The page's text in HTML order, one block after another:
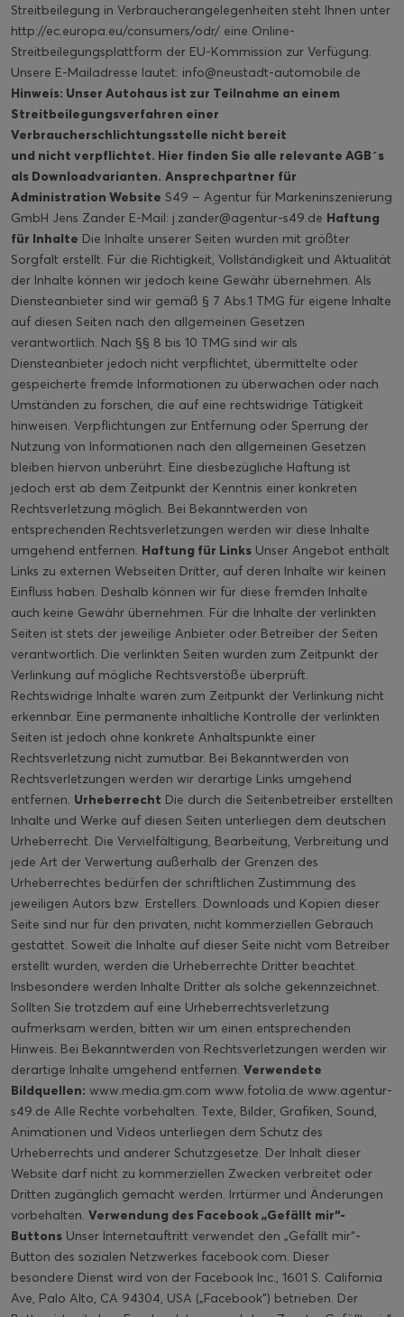
Streitbeilegung in Verbraucherangelegenheiten steht Ihnen unter
http://ec.europa.eu/consumers/odr/ eine Online-
Streitbeilegungsplattform der EU-Kommission zur Verfügung.
Unsere E-Mailadresse lautet: info@neustadt-automobile.de
Hinweis: Unser Autohaus ist zur Teilnahme an einem
Streitbeilegungsverfahren einer
Verbraucherschlichtungsstelle nicht bereit
und nicht verpflichtet. Hier finden Sie alle relevante AGB´s
als Downloadvarianten. Ansprechpartner für
Administration Website S49 – Agentur für Markeninszenierung
GmbH Jens Zander E-Mail: j.zander@agentur-s49.de Haftung
für Inhalte Die Inhalte unserer Seiten wurden mit größter
Sorgfalt erstellt. Für die Richtigkeit, Vollständigkeit und Aktualität
der Inhalte können wir jedoch keine Gewähr übernehmen. Als
Diensteanbieter sind wir gemäß § 7 Abs.1 TMG für eigene Inhalte
auf diesen Seiten nach den allgemeinen Gesetzen
verantwortlich. Nach §§ 8 bis 10 TMG sind wir als
Diensteanbieter jedoch nicht verpflichtet, übermittelte oder
gespeicherte fremde Informationen zu überwachen oder nach
Umständen zu forschen, die auf eine rechtswidrige Tätigkeit
hinweisen. Verpflichtungen zur Entfernung oder Sperrung der
Nutzung von Informationen nach den allgemeinen Gesetzen
bleiben hiervon unberührt. Eine diesbezügliche Haftung ist
jedoch erst ab dem Zeitpunkt der Kenntnis einer konkreten
Rechtsverletzung möglich. Bei Bekanntwerden von
entsprechenden Rechtsverletzungen werden wir diese Inhalte
umgehend entfernen. Haftung für Links Unser Angebot enthält
Links zu externen Webseiten Dritter, auf deren Inhalte wir keinen
Einfluss haben. Deshalb können wir für diese fremden Inhalte
auch keine Gewähr übernehmen. Für die Inhalte der verlinkten
Seiten ist stets der jeweilige Anbieter oder Betreiber der Seiten
verantwortlich. Die verlinkten Seiten wurden zum Zeitpunkt der
Verlinkung auf mögliche Rechtsverstöße überprüft.
Rechtswidrige Inhalte waren zum Zeitpunkt der Verlinkung nicht
erkennbar. Eine permanente inhaltliche Kontrolle der verlinkten
Seiten ist jedoch ohne konkrete Anhaltspunkte einer
Rechtsverletzung nicht zumutbar. Bei Bekanntwerden von
Rechtsverletzungen werden wir derartige Links umgehend
entfernen. Urheberrecht Die durch die Seitenbetreiber erstellten
Inhalte und Werke auf diesen Seiten unterliegen dem deutschen
Urheberrecht. Die Vervielfältigung, Bearbeitung, Verbreitung und
jede Art der Verwertung außerhalb der Grenzen des
Urheberrechtes bedürfen der schriftlichen Zustimmung des
jeweiligen Autors bzw. Erstellers. Downloads und Kopien dieser
Seite sind nur für den privaten, nicht kommerziellen Gebrauch
gestattet. Soweit die Inhalte auf dieser Seite nicht vom Betreiber
erstellt wurden, werden die Urheberrechte Dritter beachtet.
Insbesondere werden Inhalte Dritter als solche gekennzeichnet.
Sollten Sie trotzdem auf eine Urheberrechtsverletzung
aufmerksam werden, bitten wir um einen entsprechenden
Hinweis. Bei Bekanntwerden von Rechtsverletzungen werden wir
derartige Inhalte umgehend entfernen. Verwendete
Bildquellen: www.media.gm.com www.fotolia.de www.agentur-
s49.de Alle Rechte vorbehalten. Texte, Bilder, Grafiken, Sound,
Animationen und Videos unterliegen dem Schutz des
Urheberrechts und anderer Schutzgesetze. Der Inhalt dieser
Website darf nicht zu kommerziellen Zwecken verbreitet oder
Dritten zugänglich gemacht werden. Irrtürmer und Änderungen
vorbehalten. Verwendung des Facebook „Gefällt mir“-
Buttons Unser Internetauftritt verwendet den „Gefällt mir“-
Button des sozialen Netzwerkes facebook.com. Dieser
besondere Dienst wird von der Facebook Inc., 1601 S. California
Ave, Palo Alto, CA 94304, USA („Facebook“) betrieben. Der